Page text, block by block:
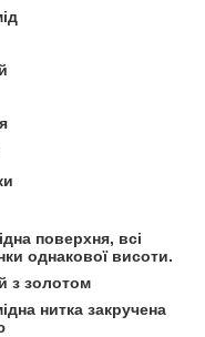
поверхня, всі
однакової висоти.
з золотом
нитка закручена